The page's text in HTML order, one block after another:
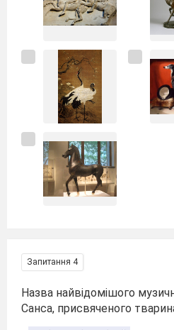
Запитання 4
Назва найвідомішого
Санса, присвяченого